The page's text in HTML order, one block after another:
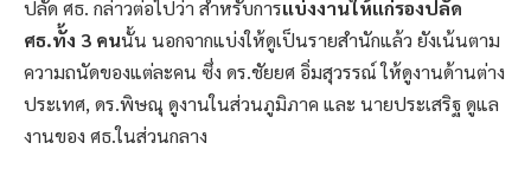
ปลัด ศธ. กล่าวต่อไปว่า สำหรับการแบ่งงานให้แก่รองปลัด
ศธ.ทั้ง 3 คนนั้น นอกจากแบ่งให้ดูเป็นรายสำนักแล้ว ยังเน้นตาม
ความถนัดของแต่ละคน ซึ่ง ดร.ชัยยศ อิ่มสุวรรณ์ ให้ดูงานด้านต่าง
ประเทศ, ดร.พิษณุ ดูงานในส่วนภูมิภาค และ นายประเสริฐ ดูแล
งานของ ศธ.ในส่วนกลาง